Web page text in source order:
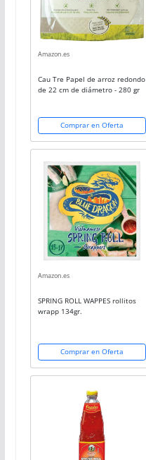
Amazon.es
Cau Tre Papel de arroz redondo
de 22 cm de diámetro - 280 gr
Comprar en Oferta
Amazon.es
SPRING ROLL WAPPES rollitos
wrapp 134gr.
Comprar en Oferta